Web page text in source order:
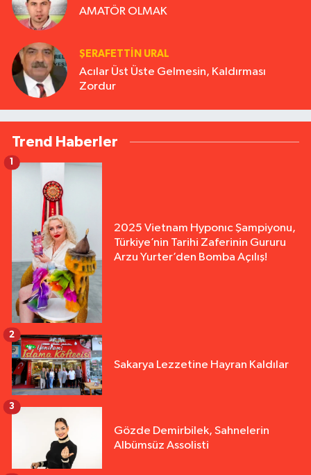
AMATÖR OLMAK
ŞERAFETTIN URAL
Acılar Üst Üste Gelmesin, Kaldırması
Zordur
Trend Haberler
2025 Vietnam Hyponıc Şampiyonu,
Türkiye’nin Tarihi Zaferinin Gururu
Arzu Yurter’den Bomba Açılış!
1
Sakarya Lezzetine Hayran Kaldılar
2
Gözde Demirbilek, Sahnelerin
Albümsüz Assolisti
3